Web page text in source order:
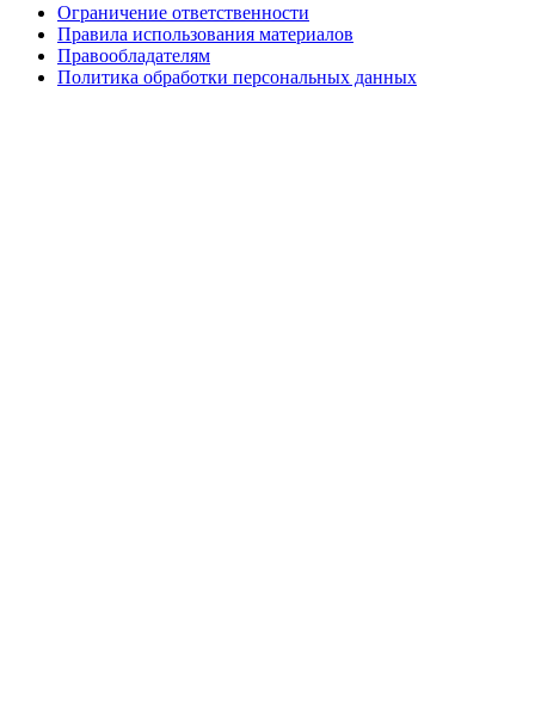
Ограничение ответственности
Правила использования материалов
Правообладателям
Политика обработки персональных данных